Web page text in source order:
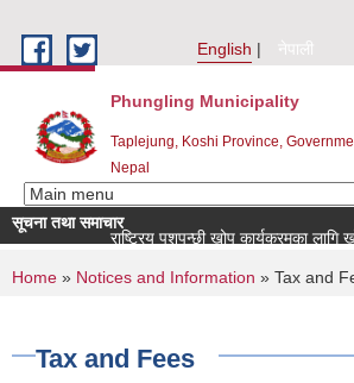
English
नेपाली
Phungling Municipality
Taplejung, Koshi Province,
Nepal
सूचना तथा समाचार
राष्ट्रिय पशुपन्छी खोप कार्यक्रमका लागि
You are here
Home » Notices and Information » Tax and
Tax and Fees